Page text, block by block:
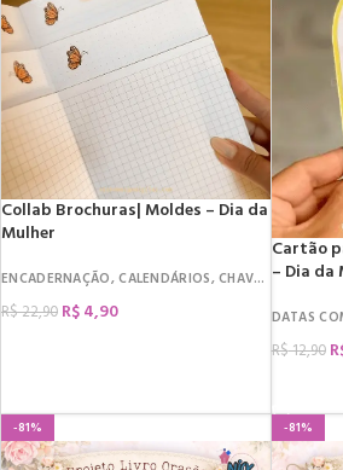
Collab Brochuras| Moldes – Dia da
Mulher
ENCADERNAÇÃO,CALENDÁRIOS,CHAVEIRO ,DATAS
R$22,90 R$4,90
Cartão
– Dia da
DATAS
R$12,90
-81% -81%